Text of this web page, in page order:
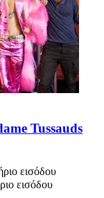
Tussauds
εισόδου
εισόδου